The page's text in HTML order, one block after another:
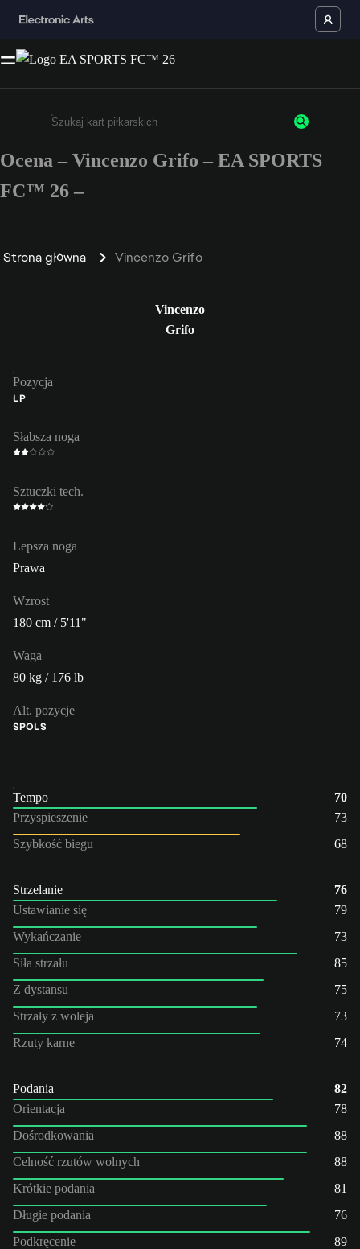
Wpisz co najmniej 3 znaki lub cyfry.
Ocena – Vincenzo Grifo – EA SPORTS
FC™ 26 –
Strona główna Vincenzo Grifo
Vincenzo
Grifo
Pozycja
LP
Słabsza noga
Sztuczki tech.
Lepsza noga
Prawa
Wzrost
180 cm / 5'11"
Waga
80 kg / 176 lb
Alt. pozycje
ŚPOLS
Tempo
70
Przyspieszenie
73
Szybkość biegu
68
Strzelanie
76
Ustawianie się
79
Wykańczanie
73
Siła strzału
85
Z dystansu
75
Strzały z woleja
73
Rzuty karne
74
Podania
82
Orientacja
78
Dośrodkowania
88
Celność rzutów wolnych
88
Krótkie podania
81
Długie podania
76
Podkręcenie
89